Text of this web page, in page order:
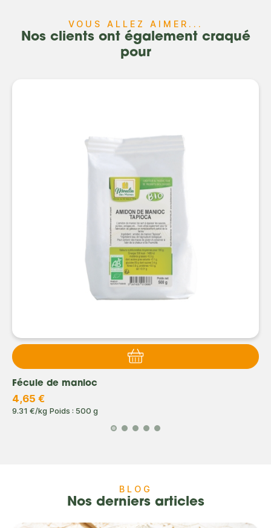
VOUS ALLEZ AIMER...
Nos clients ont également craqué
pour
Fécule de manioc
4,65 €
9.31 €/kg Poids : 500 g
BLOG
Nos derniers articles